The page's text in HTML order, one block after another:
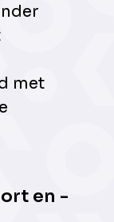
met
en -